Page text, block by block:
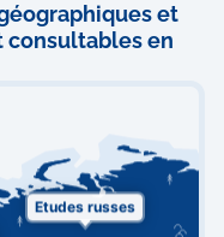
et
consultables en
Etudes russes